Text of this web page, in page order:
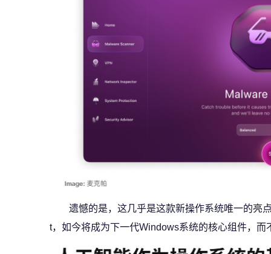
遗憾的是，这几乎是这款新操作系统唯一的亮
t，如今将成为下一代Windows系统的核心组件，而